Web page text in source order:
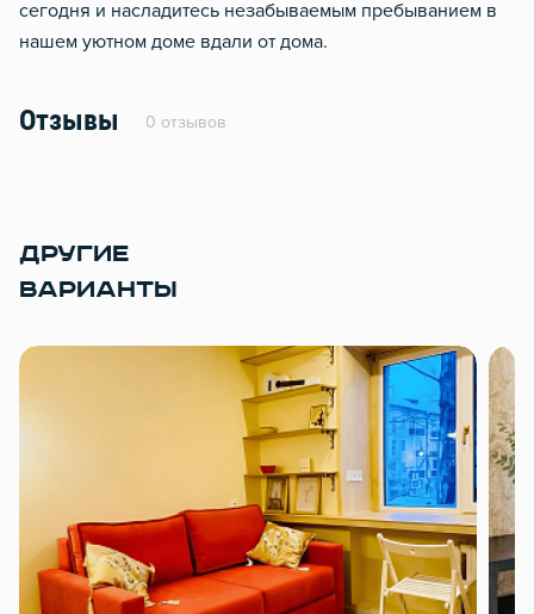
сегодня и насладитесь незабываемым пребыванием в
нашем уютном доме вдали от дома.
Отзывы 0 отзывов
ДРУГИЕ
ВАРИАНТЫ